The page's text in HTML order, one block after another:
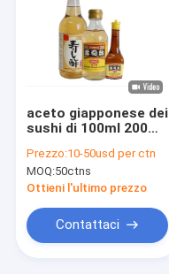
Chi siamo
Fatory Tour
notizie
Tutti i casi
aceto giapponese dei
sushi di 100ml 200ml
fatto
Prezzo:10-50usd per ctn
MOQ:50ctns
Ottieni l'ultimo prezzo
Contattaci